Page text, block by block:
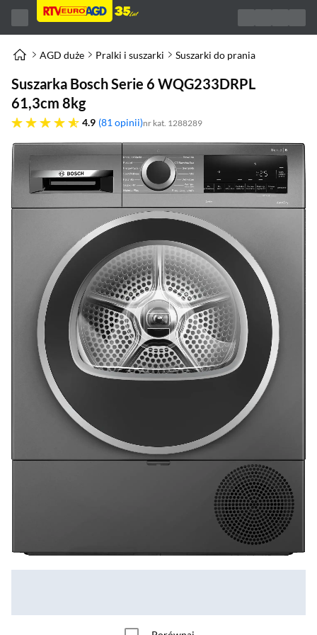
AGD duże Pralki i suszarki Suszarki do prania
Suszarka Bosch Serie 6 WQG233DRPL
61,3cm 8kg
4.9
4.9 gwiazdek 81 opinii nr kat. 1288289